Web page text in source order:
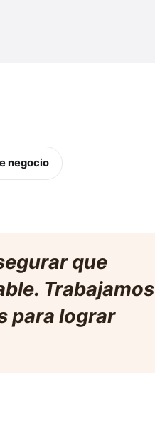
negocio
que
Trabajamos
para lograr